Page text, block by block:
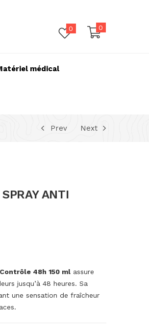
0 0
médical
Prev Next
ANTI
48h 150 ml assure
jusqu’à 48 heures. Sa
une sensation de fraîcheur